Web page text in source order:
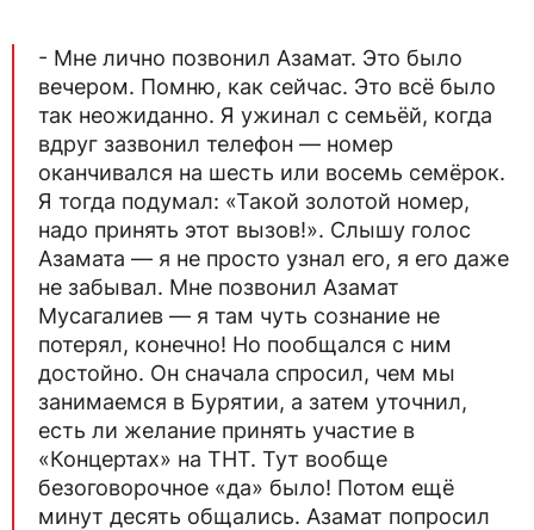
- Мне лично позвонил Азамат. Это было
вечером. Помню, как сейчас. Это всё было
так неожиданно. Я ужинал с семьёй, когда
вдруг зазвонил телефон — номер
оканчивался на шесть или восемь семёрок.
Я тогда подумал: «Такой золотой номер,
надо принять этот вызов!». Слышу голос
Азамата — я не просто узнал его, я его даже
не забывал. Мне позвонил Азамат
Мусагалиев — я там чуть сознание не
потерял, конечно! Но пообщался с ним
достойно. Он сначала спросил, чем мы
занимаемся в Бурятии, а затем уточнил,
есть ли желание принять участие в
«Концертах» на ТНТ. Тут вообще
безоговорочное «да» было! Потом ещё
минут десять общались. Азамат попросил